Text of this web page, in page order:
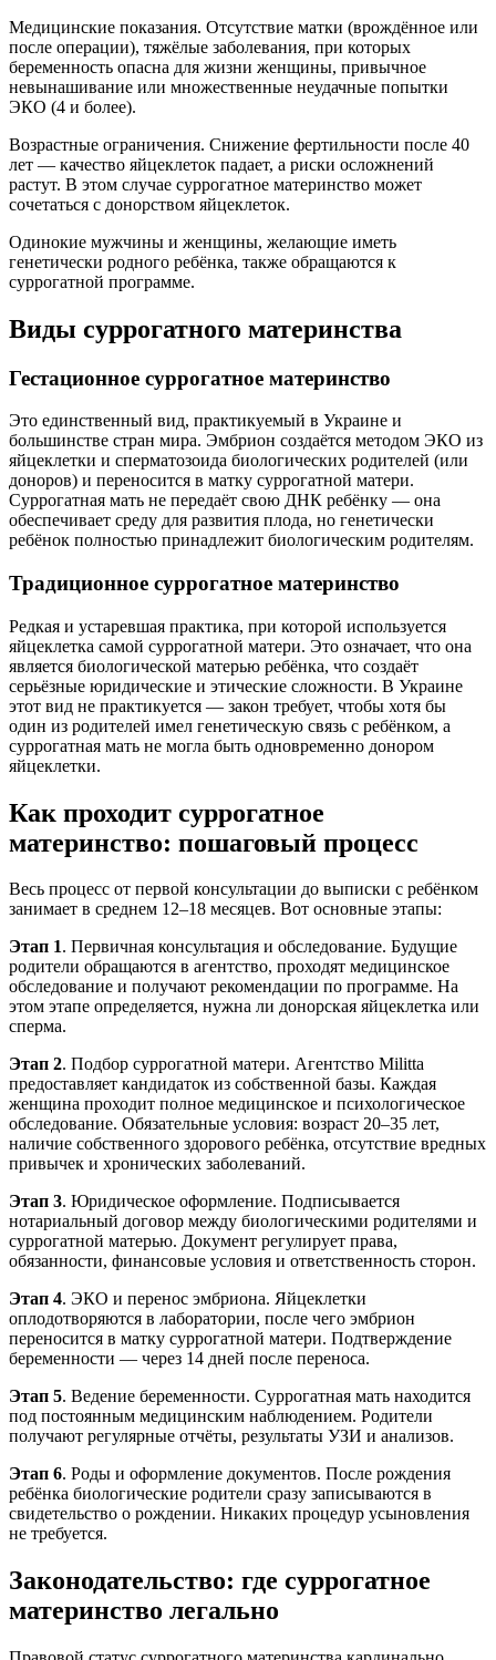
Медицинские показания. Отсутствие матки (врождённое или
после операции), тяжёлые заболевания, при которых
беременность опасна для жизни женщины, привычное
невынашивание или множественные неудачные попытки
ЭКО (4 и более).
Возрастные ограничения. Снижение фертильности после 40
лет — качество яйцеклеток падает, а риски осложнений
растут. В этом случае суррогатное материнство может
сочетаться с донорством яйцеклеток.
Одинокие мужчины и женщины, желающие иметь
генетически родного ребёнка, также обращаются к
суррогатной программе.
Виды суррогатного материнства
Гестационное суррогатное материнство
Это единственный вид, практикуемый в Украине и
большинстве стран мира. Эмбрион создаётся методом ЭКО из
яйцеклетки и сперматозоида биологических родителей (или
доноров) и переносится в матку суррогатной матери.
Суррогатная мать не передаёт свою ДНК ребёнку — она
обеспечивает среду для развития плода, но генетически
ребёнок полностью принадлежит биологическим родителям.
Традиционное суррогатное материнство
Редкая и устаревшая практика, при которой используется
яйцеклетка самой суррогатной матери. Это означает, что она
является биологической матерью ребёнка, что создаёт
серьёзные юридические и этические сложности. В Украине
этот вид не практикуется — закон требует, чтобы хотя бы
один из родителей имел генетическую связь с ребёнком, а
суррогатная мать не могла быть одновременно донором
яйцеклетки.
Как проходит суррогатное
материнство: пошаговый процесс
Весь процесс от первой консультации до выписки с ребёнком
занимает в среднем 12–18 месяцев. Вот основные этапы:
Этап 1. Первичная консультация и обследование. Будущие
родители обращаются в агентство, проходят медицинское
обследование и получают рекомендации по программе. На
этом этапе определяется, нужна ли донорская яйцеклетка или
сперма.
Этап 2. Подбор суррогатной матери. Агентство Militta
предоставляет кандидаток из собственной базы. Каждая
женщина проходит полное медицинское и психологическое
обследование. Обязательные условия: возраст 20–35 лет,
наличие собственного здорового ребёнка, отсутствие вредных
привычек и хронических заболеваний.
Этап 3. Юридическое оформление. Подписывается
нотариальный договор между биологическими родителями и
суррогатной матерью. Документ регулирует права,
обязанности, финансовые условия и ответственность сторон.
Этап 4. ЭКО и перенос эмбриона. Яйцеклетки
оплодотворяются в лаборатории, после чего эмбрион
переносится в матку суррогатной матери. Подтверждение
беременности — через 14 дней после переноса.
Этап 5. Ведение беременности. Суррогатная мать находится
под постоянным медицинским наблюдением. Родители
получают регулярные отчёты, результаты УЗИ и анализов.
Этап 6. Роды и оформление документов. После рождения
ребёнка биологические родители сразу записываются в
свидетельство о рождении. Никаких процедур усыновления
не требуется.
Законодательство: где суррогатное
материнство легально